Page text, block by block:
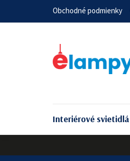
Obchodné podmienky
Interiérové svietidlá